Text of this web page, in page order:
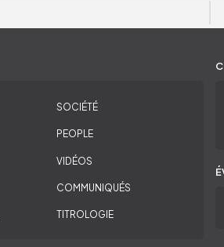
SOCIÉTÉ
PEOPLE
VIDÉOS
COMMUNIQUÉS
TITROLOGIE